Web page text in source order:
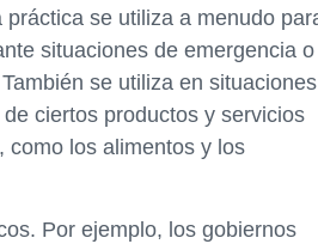
se utiliza a menudo
situaciones de emergencia o
se utiliza en situaciones
ciertos productos y servicios
como los alimentos y los
Por ejemplo, los gobiernos